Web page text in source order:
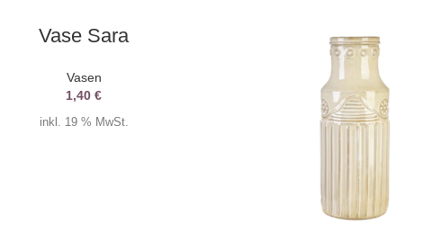
Vase Sara
Vasen
1,40€
inkl. 19 % MwSt.